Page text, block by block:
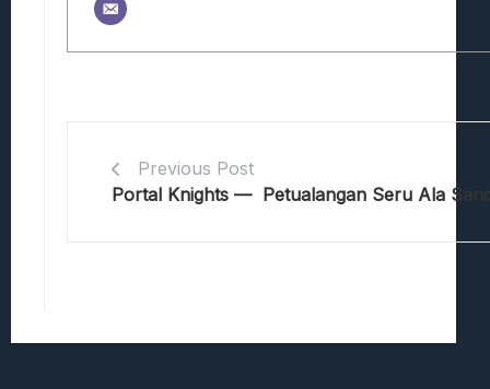
Previous Post
Portal Knights — Petualangan Seru Ala